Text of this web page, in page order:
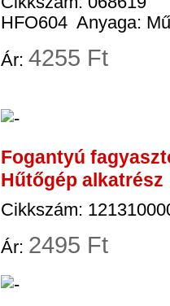
HFO604 Anyaga:
Ár: 4255 Ft
Fogantyú
Hűtőgép alkatrész
Cikkszám:
Ár: 2495 Ft